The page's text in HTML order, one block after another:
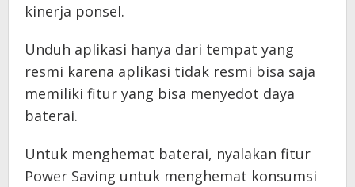
kinerja ponsel.
Unduh aplikasi hanya dari tempat yang
resmi karena aplikasi tidak resmi bisa saja
memiliki fitur yang bisa menyedot daya
baterai.
Untuk menghemat baterai, nyalakan fitur
Power Saving untuk menghemat konsumsi